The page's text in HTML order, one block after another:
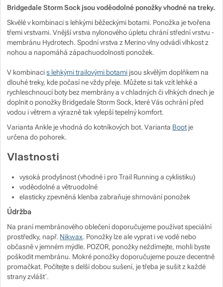
Bridgedale Storm Sock jsou voděodolné ponožky vhodné na treky.
Skvělé v kombinaci s lehkými běžeckými botami. Ponožka je tvořena
třemi vrstvami. Vnější vrstva nylonového úpletu chrání střední vrstvu -
membránu Hydrotech. Spodní vrstva z Merino vlny odvádí vlhkost z
nohou a napomáhá zápachuodolnosti ponožek.
V kombinacis lehkými trailovými botami jsou skvělým doplňkem na
dlouhé treky, kde počasí ne vždy přeje. Můžete si tak vzít lehké a
rychleschnoucí boty bez membrány a v chladných či vlhkých dnech je
doplnit o ponožky Bridgedale Storm Sock, které Vás ochrání před
vodou i větrem a výrazně tak vylepší tepelný komfort.
Varianta Ankle je vhodná do kotníkových bot. Varianta Boot je
určena do pohorek.
Vlastnosti
vysoká prodyšnost (vhodné i pro Trail Running a cyklistiku)
voděodolné a větruodolné
elasticky zpevněná klenba zabraňuje shrnování ponožek
Údržba
Na praní membránového oblečení doporučujeme používat speciální
prostředky, např. Nikwax. Ponožky lze ale vyprat i ve vodě nebo
občasně v jemném mýdle. POZOR, ponožky neždímejte, mohli byste
poškodit membránu. Mokré ponožky doporučujeme pouze decentně
promačkat. Počítejte s delší dobou sušení, je třeba je sušit z každé
strany zvlášť.
Zobrazit více
Zobrazit více
Zobrazit více
Zobrazit více
Zobrazit více
Zobrazit více
Zobrazit více
Zobrazit více
Zobrazit více
Zobrazit více
Zobrazit více
Zobrazit více
Zobrazit více
Zobrazit více
Zobrazit více
Zobrazit více